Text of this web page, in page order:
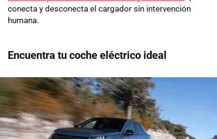
conecta y desconecta el cargador sin intervención
humana.
Encuentra tu coche eléctrico ideal